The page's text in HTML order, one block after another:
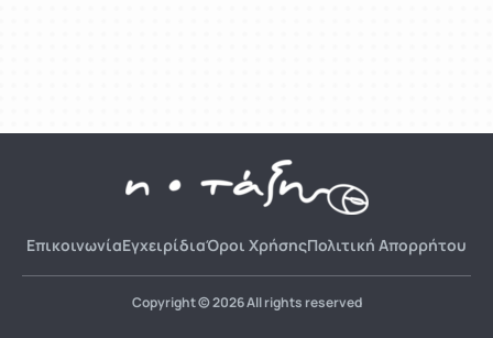
ΕπικοινωνίαΕγχειρίδιαΌροι ΧρήσηςΠολιτική Απορρήτου
Copyright © 2026 All rights reserved